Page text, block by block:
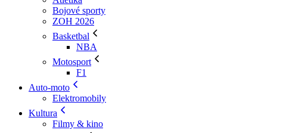
Bojové sporty
ZOH 2026
Basketbal
NBA
Motosport
F1
Auto-moto
Elektromobily
Kultura
Filmy & kino